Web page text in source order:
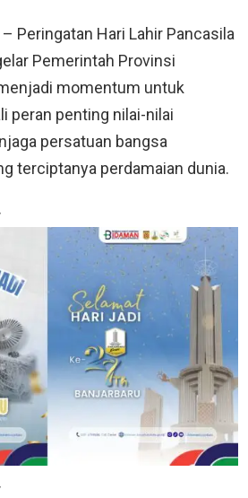
– Peringatan Hari Lahir Pancasila
Pemerintah Provinsi
momentum untuk
peran penting nilai-nilai
persatuan bangsa
terciptanya perdamaian dunia.